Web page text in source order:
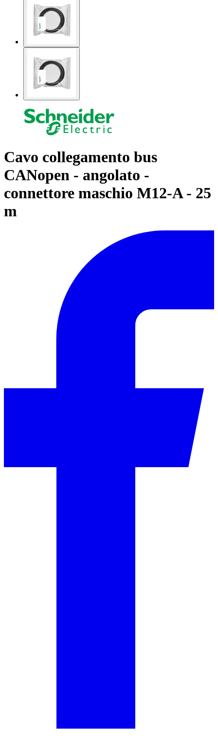
Cavo collegamento bus
CANopen - angolato -
connettore maschio M12-A - 25
m